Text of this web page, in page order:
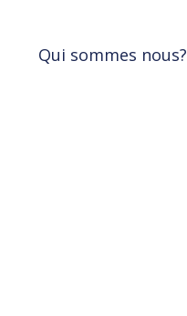
Qui sommes nous?